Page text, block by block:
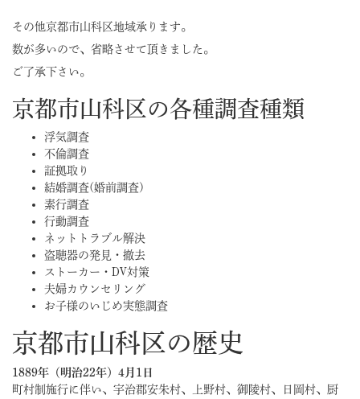
その他京都市山科区地域承ります。
数が多いので、省略させて頂きました。
ご了承下さい。
京都市山科区の各種調査種類
浮気調査
不倫調査
証拠取り
結婚調査(婚前調査)
素行調査
行動調査
ネットトラブル解決
盗聴器の発見・撤去
ストーカー・DV対策
夫婦カウンセリング
お子様のいじめ実態調査
京都市山科区の歴史
1889年（明治22年）4月1日
町村制施行に伴い、宇治郡安朱村、上野村、御陵村、日岡村、厨